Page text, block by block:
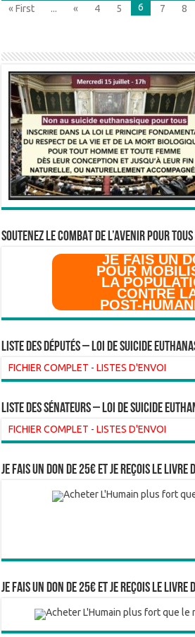
« First ... « 4 5 6 7 8
SOUTENEZ LE COMBAT DE L’AVenir pour Tous
JE FAIS UN
POUR
LA
CONTRE
POST-
Liste des Députés – Loi de suicide
FICHIER COMPLET -LISTES D'ENVOI
liste des sénateurs – loi de suicide
FICHIER COMPLET -LISTES D'ENVOI
Je fais un don de 25€ et je reçois le livre
Je fais un don de 25€ et je reçois le livre